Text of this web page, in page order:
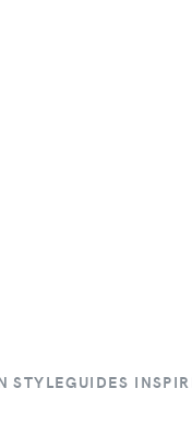
STYLEGUIDES